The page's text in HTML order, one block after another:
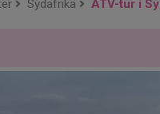
Sydafrika ATV-tur i